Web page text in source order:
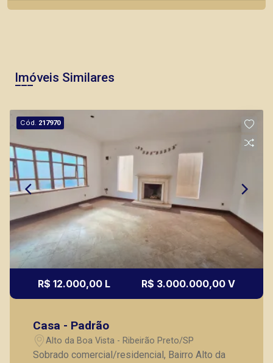
Imóveis Similares
Cód. 217970
R$ 12.000,00 L R$ 3.000.000,00 V
Casa - Padrão
Alto da Boa Vista - Ribeirão Preto/SP
Sobrado comercial/residencial, Bairro Alto da